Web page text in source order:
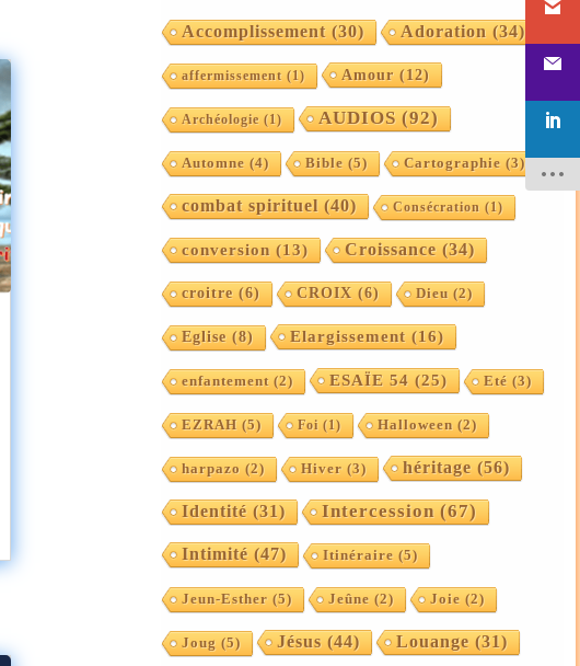
Accomplissement (30) Adoration (34)
affermissement (1) Amour (12)
Archéologie (1) AUDIOS (92)
Automne (4) Bible (5) Cartographie (3)
combat spirituel (40) Consécration (1)
conversion (13) Croissance (34)
croitre (6) CROIX (6) Dieu (2)
Eglise (8) Elargissement (16)
enfantement (2) ESAÏE 54 (25) Eté (3)
EZRAH (5) Foi (1) Halloween (2)
harpazo (2) Hiver (3) héritage (56)
Identité (31) Intercession (67)
Intimité (47) Itinéraire (5)
Jeun-Esther (5) Jeûne (2) Joie (2)
Joug (5) Jésus (44) Louange (31)